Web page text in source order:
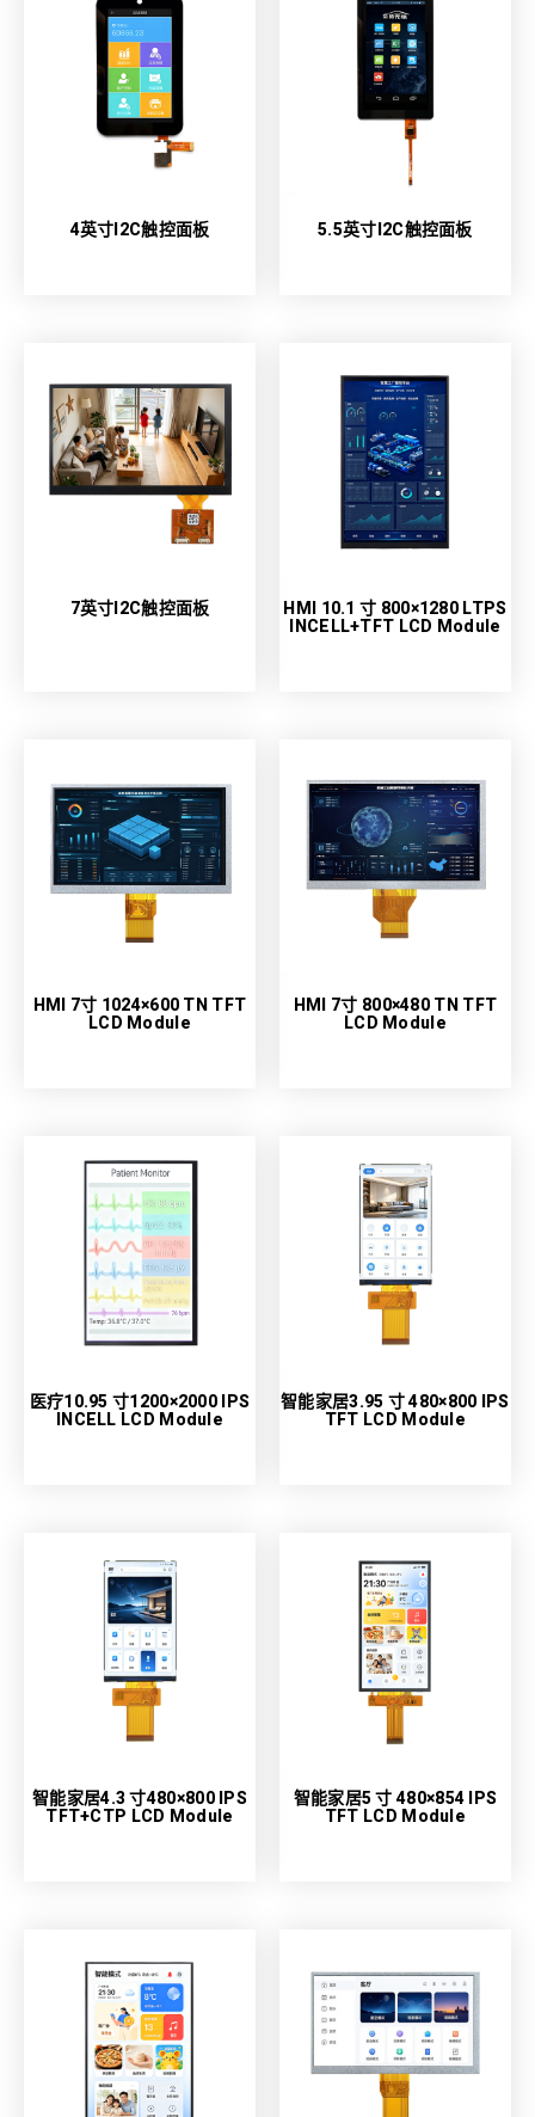
4英寸I2C触控面板 5.5英寸I2C触控面板
7英寸I2C触控面板
HMI 10.1 寸 800×1280 LTPS
INCELL+TFT LCD Module
HMI 7寸 1024×600 TN TFT
LCD Module
HMI 7寸 800×480 TN TFT
LCD Module
医疗10.95 寸1200×2000 IPS
INCELL LCD Module
智能家居3.95 寸 480×800 IPS
TFT LCD Module
智能家居4.3 寸480×800 IPS
TFT+CTP LCD Module
智能家居5 寸 480×854 IPS
TFT LCD Module